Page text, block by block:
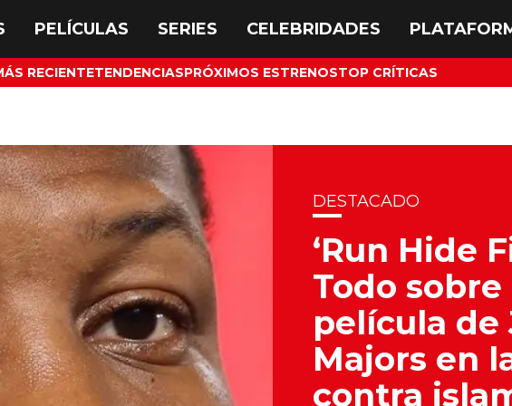
RECIENTETENDENCIASPRÓXIMOS ESTRENOSTOP CRÍTICAS
DESTACADO
‘Run Hide
Todo
película de
Majors en
contra